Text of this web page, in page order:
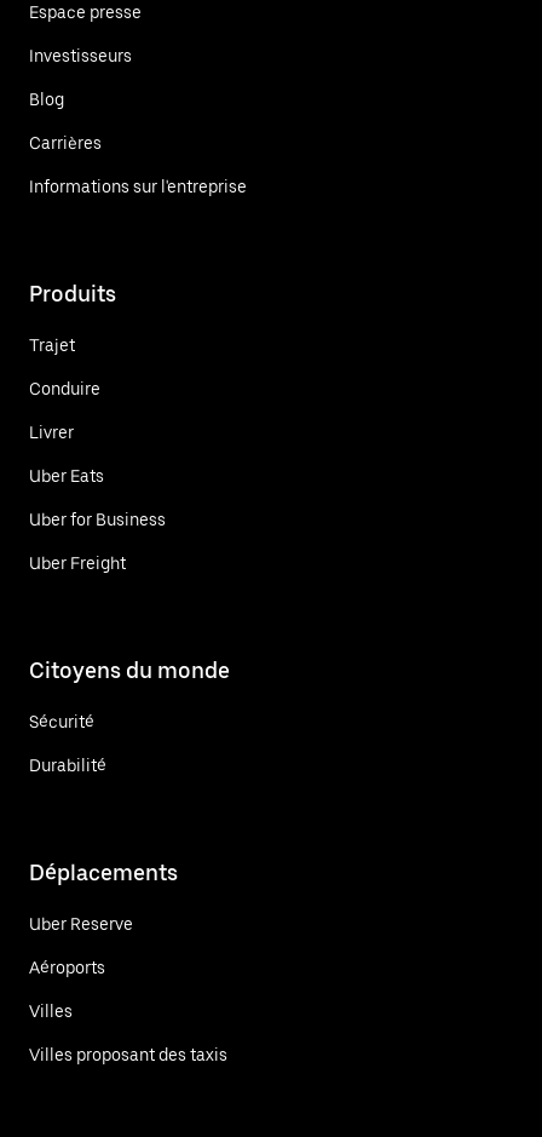
Espace presse
Investisseurs
Blog
Carrières
Informations sur l'entreprise
Produits
Trajet
Conduire
Livrer
Uber Eats
Uber for Business
Uber Freight
Citoyens du monde
Sécurité
Durabilité
Déplacements
Uber Reserve
Aéroports
Villes
Villes proposant des taxis